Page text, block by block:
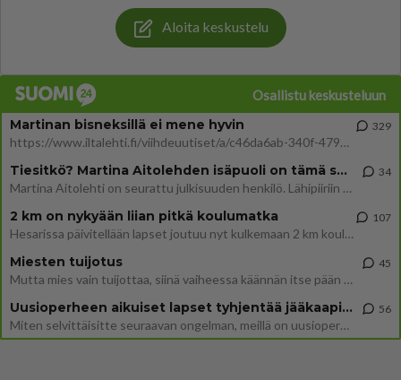
Aloita keskustelu
Osallistu keskusteluun
Martinan bisneksillä ei mene hyvin
https://www.iltalehti.fi/viihdeuutiset/a/c46da6ab-340f-4790-aaa7-0865eed2336 Yrityksen konkurssihakemus on tullut kärä
329
Tiesitkö? Martina Aitolehden isäpuoli on tämä suosittu laulaja
Martina Aitolehti on seurattu julkisuuden henkilö. Lähipiiriin mahtuu muitakin tunnettuja henkilöitä. Tiesitkö, että Ma
34
2 km on nykyään liian pitkä koulumatka
Hesarissa päivitellään lapset joutuu nyt kulkemaan 2 km kouluun jösses. Ruostefillarilla tuo matka menee vaikka miten äk
107
Miesten tuijotus
Mutta mies vain tuijottaa, siinä vaiheessa käännän itse pään pois. Mikä juttu? Yleensä jos joku tuijottaa tai katsoo, hä
45
Uusioperheen aikuiset lapset tyhjentää jääkaapin käydessään
Miten selvittäisitte seuraavan ongelman, meillä on uusioperhe, minulla teini-ikäiset lapset ja puolisolla aikuiset, jotk
56